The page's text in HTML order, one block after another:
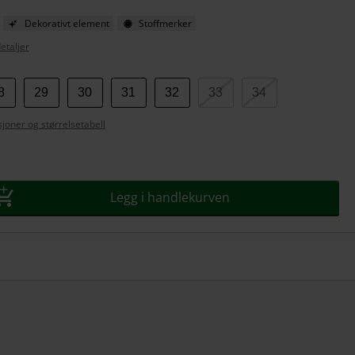
Dekorativt element
Stoffmerker
29 30 31 32 33 34
og størrelsetabell
Legg i handlekurven